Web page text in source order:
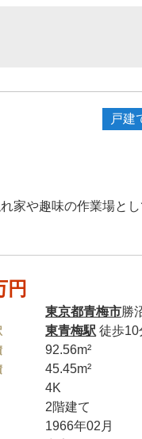
戸建
家や趣味の作業場と
円
東京都青梅市勝
東青梅駅 徒歩
92.56m²
45.45m²
4K
2階建て
1966年02月